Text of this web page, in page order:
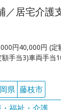
／居宅介護
円40,000円 (定
手当3)車両手当
県 藤枝市